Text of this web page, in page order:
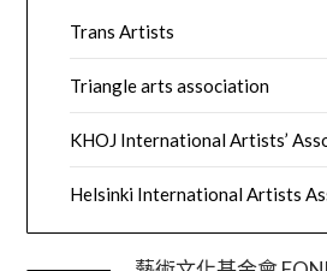
Trans Artists
Triangle arts association
KHOJ International Artists’
Helsinki International Artists